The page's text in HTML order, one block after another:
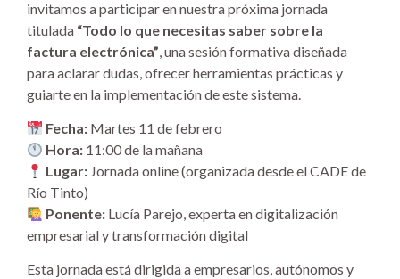
invitamos a participar en nuestra próxima jornada
titulada “Todo lo que necesitas saber sobre la
factura electrónica” , una sesión formativa diseñada
para aclarar dudas, ofrecer herramientas prácticas y
guiarte en la implementación de este sistema.
Fecha: Martes 11 de febrero
Hora: 11:00 de la mañana
Lugar: Jornada online (organizada desde el CADE de
Río Tinto)
Ponente: Lucía Parejo, experta en digitalización
empresarial y transformación digital
Esta jornada está dirigida a empresarios, autónomos y